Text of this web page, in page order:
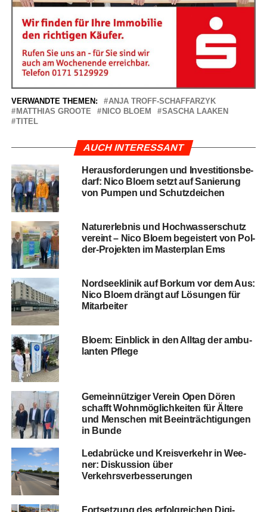
VERWANDTE THEMEN:
ANJA TROFF-SCHAFFARZYK
MATTHIAS GROOTE
NICO BLOEM
SASCHA LAAKEN
TITEL
AUCH INTERESSANT
Her­aus­for­de­run­gen und Inves­ti­ti­ons­be­
darf: Nico Blo­em setzt auf Sanie­rung
von Pum­pen und Schutzdeichen
Natur­er­leb­nis und Hoch­was­ser­schutz
ver­eint – Nico Blo­em begeis­tert von Pol­
der-Pro­jek­ten im Mas­ter­plan Ems
Nord­see­kli­nik auf Bor­kum vor dem Aus:
Nico Blo­em drängt auf Lösun­gen für
Mitarbeiter
Blo­em: Ein­blick in den All­tag der ambu­
lan­ten Pflege
Gemein­nüt­zi­ger Ver­ein Open Dören
schafft Wohn­mög­lich­kei­ten für Älte­re
und Men­schen mit Beein­träch­ti­gun­gen
in Bunde
Leda­brü­cke und Kreis­ver­kehr in Wee­
ner: Dis­kus­si­on über
Verkehrsverbesserungen